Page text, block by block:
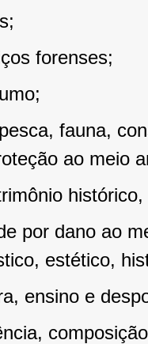
forenses;
fauna,
ao meio
por dano ao
estético,
ensino e